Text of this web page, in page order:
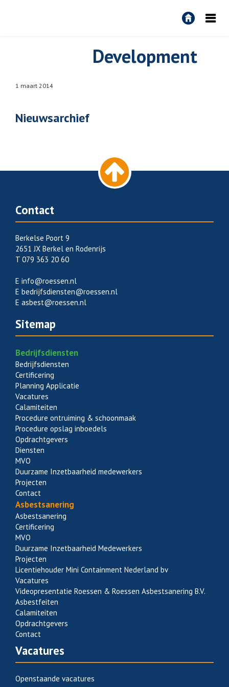
Development
1 maart 2014
Nieuwsarchief
Contact
Berkelse Poort 9
2651 JX Berkel en Rodenrijs
T 079 363 20 60
E info@roessen.nl
E bedrijfsdiensten@roessen.nl
E asbest@roessen.nl
Sitemap
Bedrijfsdiensten
Bedrijfsdiensten
Certificering
Planning Applicatie
Vacatures
Calamiteiten
Procedure ontruiming & schoonmaak
Procedure opslag inboedels
Opdrachtgevers
Diensten
MVO
Duurzame Inzetbaarheid medewerkers
Projecten
Contact
Asbestsanering
Asbestsanering
Certificering
MVO
Duurzame Inzetbaarheid Medewerkers
Projecten
Licentiehouder Mini Containment Nederland bv
Vacatures
Videopresentatie Roessen & Roessen Asbestsanering B.V.
Asbestfeiten
Calamiteiten
Opdrachtgevers
Contact
Vacatures
Openstaande vacatures